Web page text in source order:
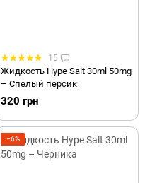
15
Жидкость Hype Salt 30ml 50mg
– Спелый персик
320 грн
−6%